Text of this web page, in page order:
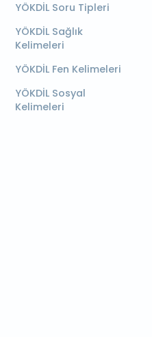
YÖKDİL Soru Tipleri
YÖKDİL Sağlık
Kelimeleri
YÖKDİL Fen Kelimeleri
YÖKDİL Sosyal
Kelimeleri